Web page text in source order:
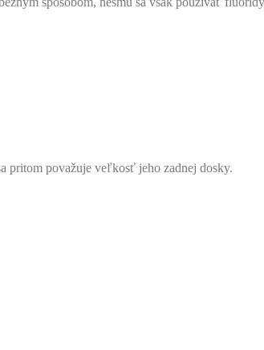
pritom považuje veľkosť jeho zadnej dosky.